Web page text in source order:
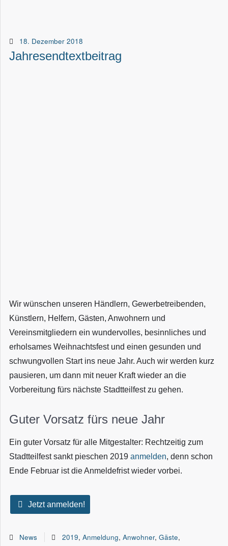
18. Dezember 2018
Jahresendtextbeitrag
Wir wünschen unseren Händlern, Gewerbetreibenden,
Künstlern, Helfern, Gästen, Anwohnern und
Vereinsmitgliedern ein wundervolles, besinnliches und
erholsames Weihnachtsfest und einen gesunden und
schwungvollen Start ins neue Jahr. Auch wir werden kurz
pausieren, um dann mit neuer Kraft wieder an die
Vorbereitung fürs nächste Stadtteilfest zu gehen.
Guter Vorsatz fürs neue Jahr
Ein guter Vorsatz für alle Mitgestalter: Rechtzeitig zum
Stadtteilfest sankt pieschen 2019 anmelden, denn schon
Ende Februar ist die Anmeldefrist wieder vorbei.
Jetzt anmelden!
News 2019, Anmeldung, Anwohner, Gäste,